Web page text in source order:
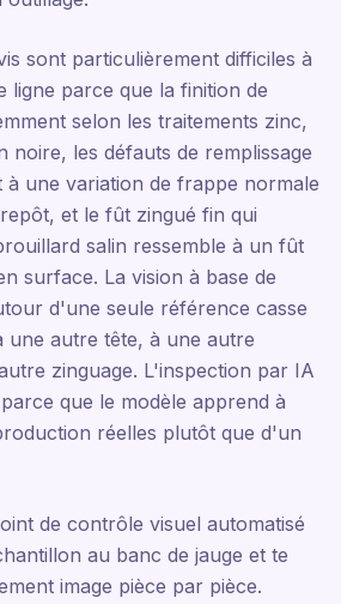
sont particulièrement difficiles à
ligne parce que la finition de
selon les traitements zinc,
noire, les défauts de remplissage
à une variation de frappe normale
et le fût zingué fin qui
salin ressemble à un fût
surface. La vision à base de
d'une seule référence casse
une autre tête, à une autre
zinguage. L'inspection par IA
que le modèle apprend à
réelles plutôt que d'un
de contrôle visuel automatisé
au banc de jauge et te
image pièce par pièce.